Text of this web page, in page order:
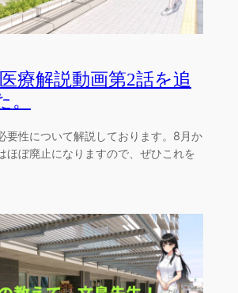
療解説動画第2話を追
要性について解説しております。8月か
ほぼ廃止になりますので、ぜひこれを